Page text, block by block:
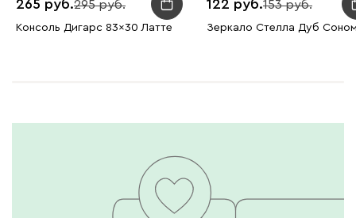
265 295
Консоль Дигарс 83x30 Латте
122 153
Зеркало Стелла Дуб